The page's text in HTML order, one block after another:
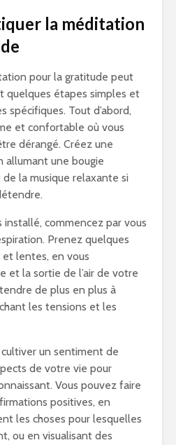
la méditation
pour la gratitude peut
quelques étapes simples et
spécifiques. Tout d’abord,
et confortable où vous
dérangé. Créez une
allumant une bougie
la musique relaxante si
commencez par vous
Prenez quelques
lentes, en vous
et la sortie de l’air de votre
de plus en plus à
les tensions et les
un sentiment de
de votre vie pour
Vous pouvez faire
positives, en
les choses pour lesquelles
ou en visualisant des